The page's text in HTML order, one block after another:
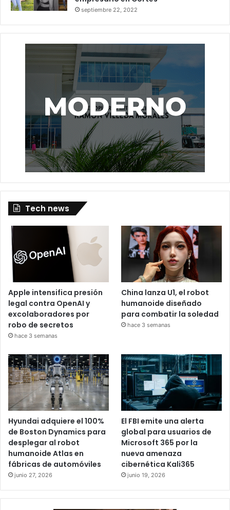
septiembre 22, 2022
Tech news
Apple intensifica presión
legal contra OpenAI y
excolaboradores por
robo de secretos
hace 3 semanas
China lanza U1, el robot
humanoide diseñado
para combatir la soledad
hace 3 semanas
Hyundai adquiere el 100%
de Boston Dynamics para
desplegar al robot
humanoide Atlas en
fábricas de automóviles
junio 27, 2026
El FBI emite una alerta
global para usuarios de
Microsoft 365 por la
nueva amenaza
cibernética Kali365
junio 19, 2026